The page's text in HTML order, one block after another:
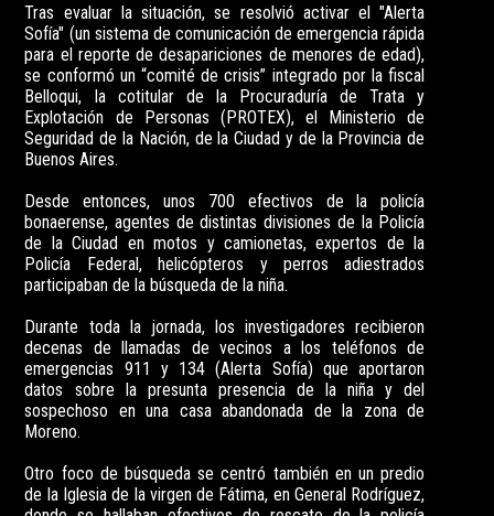
Tras evaluar la situación, se resolvió activar el "Alerta
Sofía" (un sistema de comunicación de emergencia rápida
para el reporte de desapariciones de menores de edad),
se conformó un “comité de crisis” integrado por la fiscal
Belloqui, la cotitular de la Procuraduría de Trata y
Explotación de Personas (PROTEX), el Ministerio de
Seguridad de la Nación, de la Ciudad y de la Provincia de
Buenos Aires.
Desde entonces, unos 700 efectivos de la policía
bonaerense, agentes de distintas divisiones de la Policía
de la Ciudad en motos y camionetas, expertos de la
Policía Federal, helicópteros y perros adiestrados
participaban de la búsqueda de la niña.
Durante toda la jornada, los investigadores recibieron
decenas de llamadas de vecinos a los teléfonos de
emergencias 911 y 134 (Alerta Sofía) que aportaron
datos sobre la presunta presencia de la niña y del
sospechoso en una casa abandonada de la zona de
Moreno.
Otro foco de búsqueda se centró también en un predio
de la Iglesia de la virgen de Fátima, en General Rodríguez,